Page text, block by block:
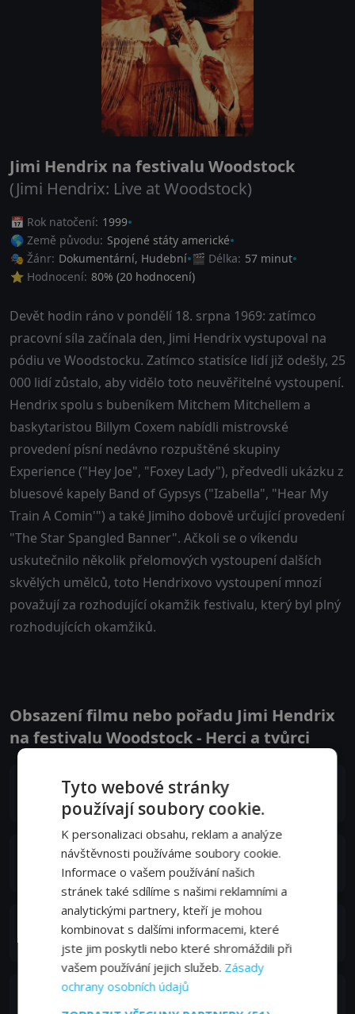
Jimi Hendrix na festivalu Woodstock
(Jimi Hendrix: Live at Woodstock)
📅 Rok natočení: 1999
🌎 Země původu: Spojené státy americké
🎭 Žánr: Dokumentární, Hudební 🎬 Délka: 57 minut
⭐ Hodnocení: 80% (20 hodnocení)
Devět hodin ráno v pondělí 18. srpna 1969: zatímco
pracovní síla začínala den, Jimi Hendrix vystupoval na
pódiu ve Woodstocku. Zatímco statisíce lidí již odešly, 25
000 lidí zůstalo, aby vidělo toto neuvěřitelné vystoupení.
Hendrix spolu s bubeníkem Mitchem Mitchellem a
baskytaristou Billym Coxem nabídli mistrovské
provedení písní nedávno rozpuštěné skupiny
Experience ("Hey Joe", "Foxey Lady"), předvedli ukázku z
bluesové kapely Band of Gypsys ("Izabella", "Hear My
Train A Comin'") a také Jimiho dobově určující provedení
"The Star Spangled Banner". Ačkoli se o víkendu
uskutečnilo několik přelomových vystoupení dalších
skvělých umělců, toto Hendrixovo vystoupení mnozí
považují za rozhodující okamžik festivalu, který byl plný
rozhodujících okamžiků.
Obsazení filmu nebo pořadu Jimi Hendrix
na festivalu Woodstock - Herci a tvůrci
Jimi Hendrix
Self - Guitar, Lead Vocals
Billy Cox
Self - Bass, Backing Vocals
Mitch Mitchell
Self - Drums
Larry Lee
Tyto webové stránky
používají soubory cookie.
K personalizaci obsahu, reklam a analýze
návštěvnosti používáme soubory cookie.
Informace o vašem používání našich
stránek také sdílíme s našimi reklamními a
analytickými partnery, kteří je mohou
kombinovat s dalšími informacemi, které
jste jim poskytli nebo které shromáždili při
vašem používání jejich služeb. Zásady
ochrany osobních údajů